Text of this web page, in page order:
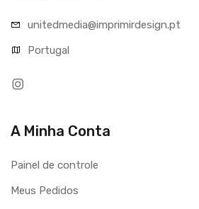
unitedmedia@imprimirdesign.pt
Portugal
A Minha Conta
Painel de controle
Meus Pedidos